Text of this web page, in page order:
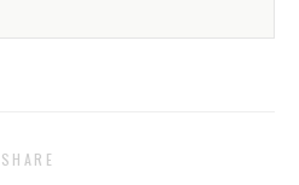
SHARE